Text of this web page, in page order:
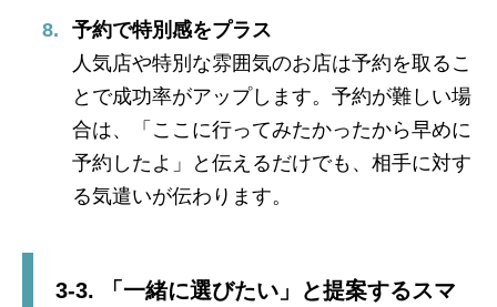
予約で特別感をプラス
人気店や特別な雰囲気のお店は予約を取るこ
とで成功率がアップします。予約が難しい場
合は、「ここに行ってみたかったから早めに
予約したよ」と伝えるだけでも、相手に対す
る気遣いが伝わります。
3-3. 「一緒に選びたい」と提案するスマ